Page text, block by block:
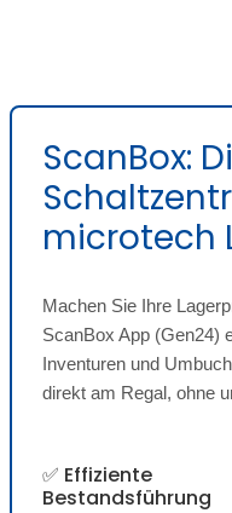
ScanBox:
microtech
Machen Sie Ihre
ScanBox App (Gen24)
Inventuren und
direkt am Regal, ohne
✅ Effiziente
Bestandsführung